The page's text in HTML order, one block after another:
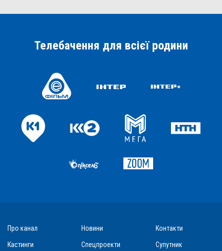
Телебачення для всієї родини
Про канал
Кастинги
Новини
Спецпроекти
Контакти
Супутник